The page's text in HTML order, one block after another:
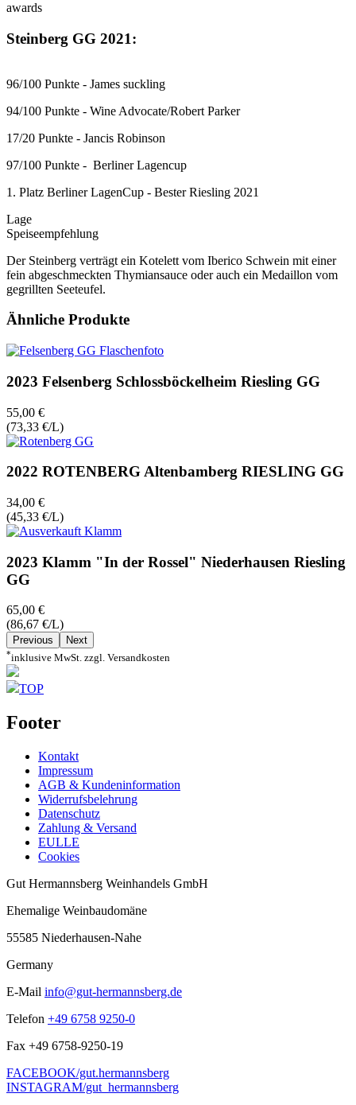
awards
Steinberg GG 2021:
96/100 Punkte - James suckling
94/100 Punkte - Wine Advocate/Robert Parker
17/20 Punkte - Jancis Robinson
97/100 Punkte - Berliner Lagencup
1. Platz Berliner LagenCup - Bester Riesling 2021
Lage
Speiseempfehlung
Der Steinberg verträgt ein Kotelett vom Iberico Schwein mit einer
fein abgeschmeckten Thymiansauce oder auch ein Medaillon vom
gegrillten Seeteufel.
Ähnliche Produkte
2023 Felsenberg Schlossböckelheim Riesling GG
55,00 €
(73,33 €/L)
2022 ROTENBERG Altenbamberg RIESLING GG
34,00 €
(45,33 €/L)
2023 Klamm "In der Rossel" Niederhausen Riesling
GG
65,00 €
(86,67 €/L)
Previous Next
*inklusive MwSt. zzgl. Versandkosten
TOP
Footer
Kontakt
Impressum
AGB & Kundeninformation
Widerrufsbelehrung
Datenschutz
Zahlung & Versand
EULLE
Cookies
Gut Hermannsberg Weinhandels GmbH
Ehemalige Weinbaudomäne
55585 Niederhausen-Nahe
Germany
E-Mail info@gut-hermannsberg.de
Telefon +49 6758 9250-0
Fax +49 6758-9250-19
FACEBOOK/gut.hermannsberg
INSTAGRAM/gut_hermannsberg